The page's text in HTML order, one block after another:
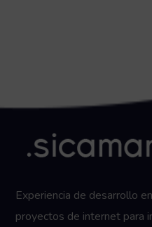
Experiencia de desarrollo
proyectos de internet para